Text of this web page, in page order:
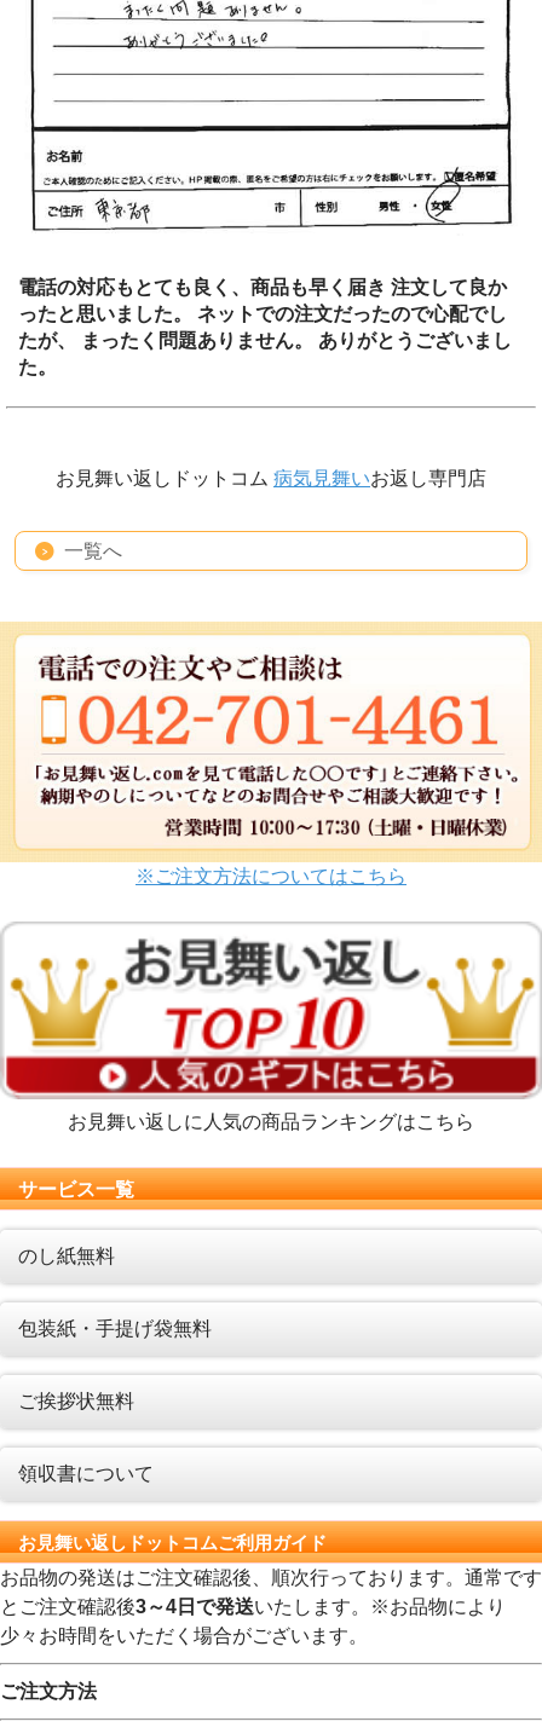
電話の対応もとても良く、商品も早く届き 注文して良か
ったと思いました。 ネットでの注文だったので心配でし
たが、 まったく問題ありません。 ありがとうございまし
た。
お見舞い返しドットコム 病気見舞いお返し専門店
一覧へ
※ご注文方法についてはこちら
お見舞い返しに人気の商品ランキングはこちら
サービス一覧
のし紙無料
包装紙・手提げ袋無料
ご挨拶状無料
領収書について
お見舞い返しドットコムご利用ガイド
お品物の発送はご注文確認後、順次行っております。通常です
とご注文確認後3～4日で発送いたします。※お品物により
少々お時間をいただく場合がございます。
ご注文方法